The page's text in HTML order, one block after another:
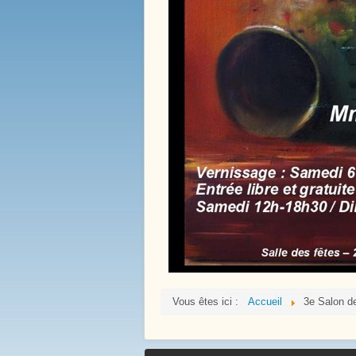
La Mare Aux Roches
Vous êtes ici : Accueil 3e Salon